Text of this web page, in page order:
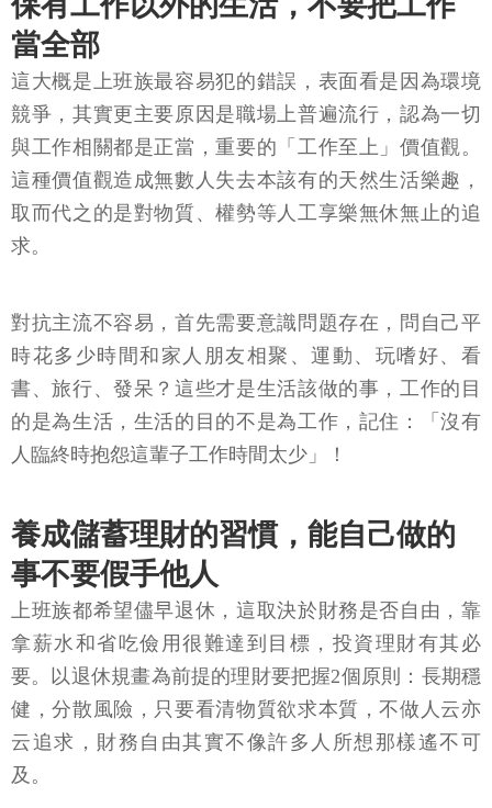
當全部
這大概是上班族最容易犯的錯誤，表面看是因為環境
競爭，其實更主要原因是職場上普遍流行，認為一切
與工作相關都是正當，重要的「工作至上」價值觀。
這種價值觀造成無數人失去本該有的天然生活樂趣，
取而代之的是對物質、權勢等人工享樂無休無止的追
求。
對抗主流不容易，首先需要意識問題存在，問自己平
時花多少時間和家人朋友相聚、運動、玩嗜好、看
書、旅行、發呆？這些才是生活該做的事，工作的目
的是為生活，生活的目的不是為工作，記住：「沒有
人臨終時抱怨這輩子工作時間太少」！
養成儲蓄理財的習慣，能自己做的
事不要假手他人
上班族都希望儘早退休，這取決於財務是否自由，靠
拿薪水和省吃儉用很難達到目標，投資理財有其必
要。以退休規畫為前提的理財要把握2個原則：長期穩
健，分散風險，只要看清物質欲求本質，不做人云亦
云追求，財務自由其實不像許多人所想那樣遙不可
及。